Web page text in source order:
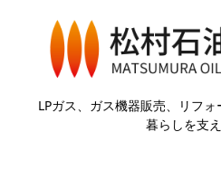
LPガス、ガス機器販売、リフ
暮らしを支え